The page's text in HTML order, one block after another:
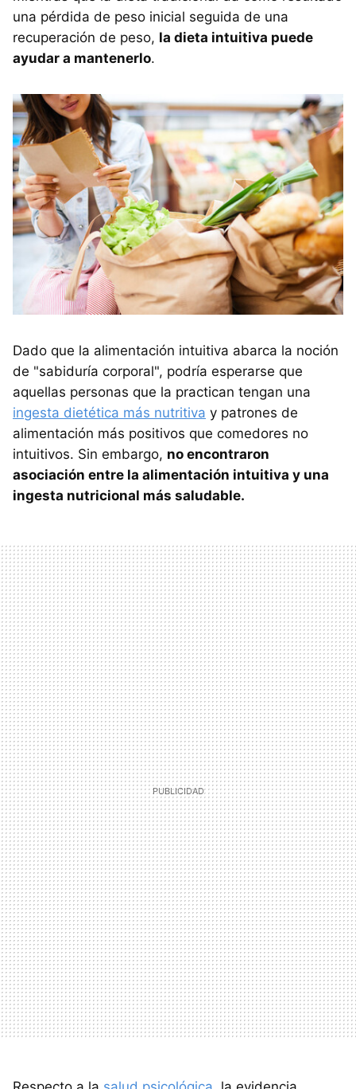
una pérdida de peso inicial seguida de una
recuperación de peso, la dieta intuitiva puede
ayudar a mantenerlo.
Dado que la alimentación intuitiva abarca la noción
de "sabiduría corporal", podría esperarse que
aquellas personas que la practican tengan una
ingesta dietética más nutritiva y patrones de
alimentación más positivos que comedores no
intuitivos. Sin embargo, no encontraron
asociación entre la alimentación intuitiva y una
ingesta nutricional más saludable.